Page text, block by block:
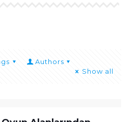
Authors
Show all